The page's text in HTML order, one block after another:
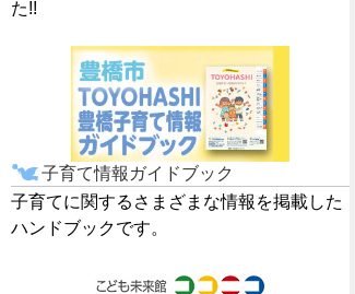
た!!
子育て情報ガイドブック
子育てに関するさまざまな情報を掲載した
ハンドブックです。